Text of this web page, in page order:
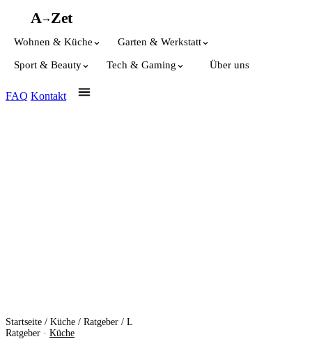
A→Zet
Wohnen & Küche Garten & Werkstatt
Sport & Beauty Tech & Gaming Über uns
FAQ Kontakt
Startseite / Küche / Ratgeber / L
Ratgeber · Küche